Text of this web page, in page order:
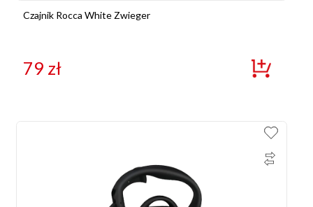
Czajnik Rocca White Zwieger
79 zł